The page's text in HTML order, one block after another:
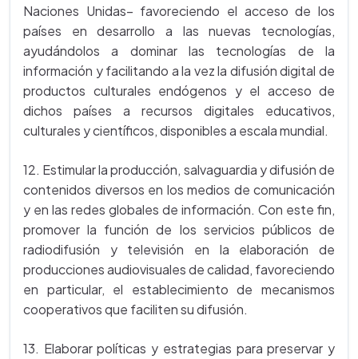
Naciones Unidas– favoreciendo el acceso de los
países en desarrollo a las nuevas tecnologías,
ayudándolos a dominar las tecnologías de la
información y facilitando a la vez la difusión digital de
productos culturales endógenos y el acceso de
dichos países a recursos digitales educativos,
culturales y científicos, disponibles a escala mundial.
12. Estimular la producción, salvaguardia y difusión de
contenidos diversos en los medios de comunicación
y en las redes globales de información. Con este fin,
promover la función de los servicios públicos de
radiodifusión y televisión en la elaboración de
producciones audiovisuales de calidad, favoreciendo
en particular, el establecimiento de mecanismos
cooperativos que faciliten su difusión.
13. Elaborar políticas y estrategias para preservar y